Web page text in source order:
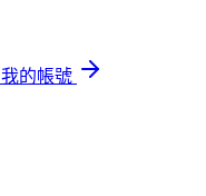
我的帳號